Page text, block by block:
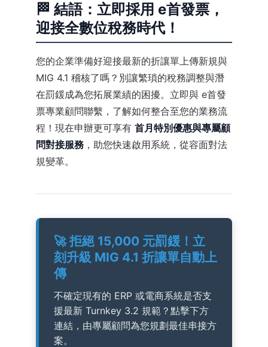
🏁 結語：立即採用 e首發票，
迎接全數位稅務時代！
您的企業準備好迎接最新的折讓單上傳新規與
MIG 4.1 稽核了嗎？別讓繁瑣的稅務調整與潛
在罰鍰成為您拓展業績的困擾。立即與 e首發
票專業顧問聯繫，了解如何整合至您的業務流
程！現在申辦更可享有 首月特別優惠與專屬顧
問對接服務 ，助您快速啟用系統，從容面對法
規變革。
🚀 拒絕 15,000 元罰鍰！立
刻升級 MIG 4.1 折讓單自動上
傳
不確定現有的 ERP 或電商系統是否支
援最新 Turnkey 3.2 規範？點擊下方
連結，由專屬顧問為您規劃最佳串接方
案。